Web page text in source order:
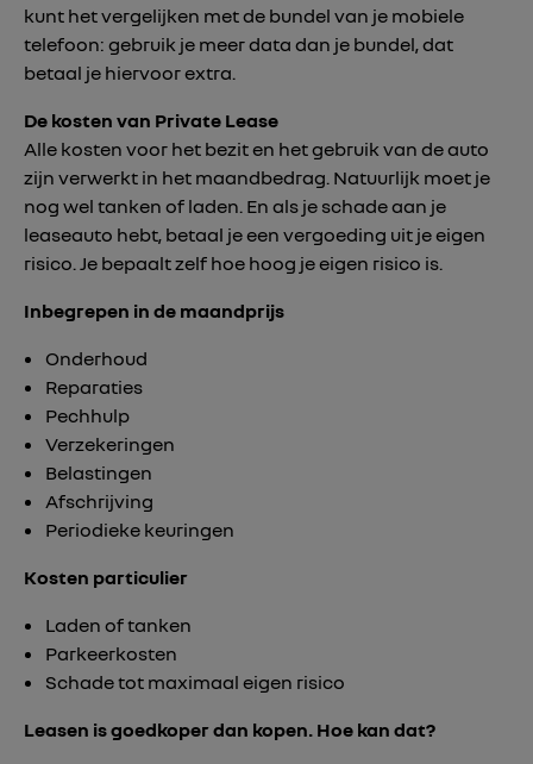
kunt het vergelijken met de bundel van je mobiele
telefoon: gebruik je meer data dan je bundel, dat
betaal je hiervoor extra.
De kosten van Private Lease
Alle kosten voor het bezit en het gebruik van de auto
zijn verwerkt in het maandbedrag. Natuurlijk moet je
nog wel tanken of laden. En als je schade aan je
leaseauto hebt, betaal je een vergoeding uit je eigen
risico. Je bepaalt zelf hoe hoog je eigen risico is.
Inbegrepen in de maandprijs
Onderhoud
Reparaties
Pechhulp
Verzekeringen
Belastingen
Afschrijving
Periodieke keuringen
Kosten particulier
Laden of tanken
Parkeerkosten
Schade tot maximaal eigen risico
Leasen is goedkoper dan kopen. Hoe kan dat?